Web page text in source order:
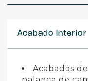
Acabado Interior
Acabados